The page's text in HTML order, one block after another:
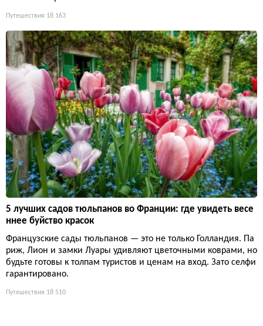
Путешествия 18 163
5 лучших садов тюльпанов во Франции: где увидеть весе
ннее буйство красок
Французские сады тюльпанов — это не только Голландия. Па
риж, Лион и замки Луары удивляют цветочными коврами, но
будьте готовы к толпам туристов и ценам на вход. Зато селфи
гарантировано.
Путешествия 18 510